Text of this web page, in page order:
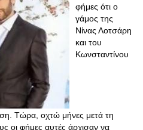
φήμες ότι ο
γάμος της
Νίνας Λοτσάρη
και του
Κωνσταντίνου
Τώρα, οχτώ μήνες μετά τη
οι φήμες αυτές άρχισαν να